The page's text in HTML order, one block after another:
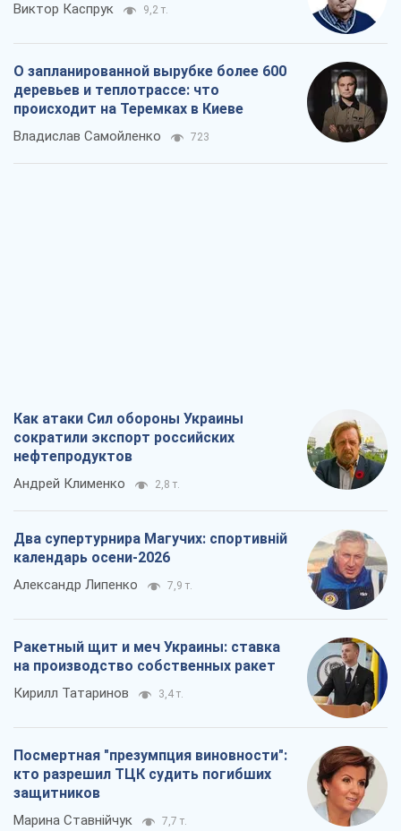
Виктор Каспрук 9,2 т.
О запланированной вырубке более 600
деревьев и теплотрассе: что
происходит на Теремках в Киеве
Владислав Самойленко 723
Как атаки Сил обороны Украины
сократили экспорт российских
нефтепродуктов
Андрей Клименко 2,8 т.
Два супертурнира Магучих: спортивній
календарь осени-2026
Александр Липенко 7,9 т.
Ракетный щит и меч Украины: ставка
на производство собственных ракет
Кирилл Татаринов 3,4 т.
Посмертная "презумпция виновности":
кто разрешил ТЦК судить погибших
защитников
Марина Ставнійчук 7,7 т.